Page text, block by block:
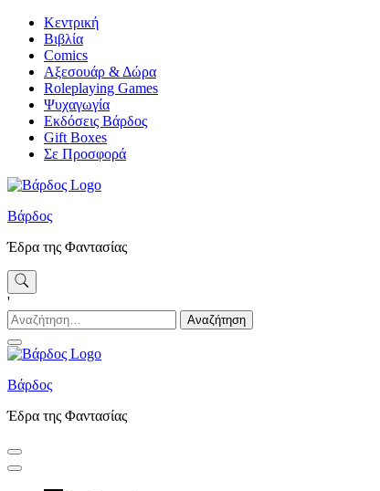
Skip
content
Κεντρική
Βιβλία
Comics
Αξεσουάρ & Δώρα
Roleplaying Games
Ψυχαγωγία
Εκδόσεις Βάρδος
Gift Boxes
Σε Προσφορά
Βάρδος
Έδρα της Φαντασίας
'
Αναζήτηση
για:
Βάρδος
Έδρα της Φαντασίας